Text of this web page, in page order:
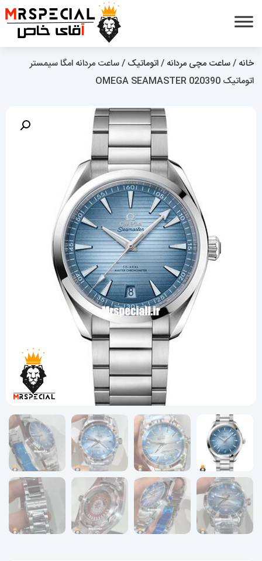
خانه /ساعت مچی مردانه /اتوماتیک / ساعت مردانه امگا سیمستر
اتوماتیک OMEGA SEAMASTER 020390